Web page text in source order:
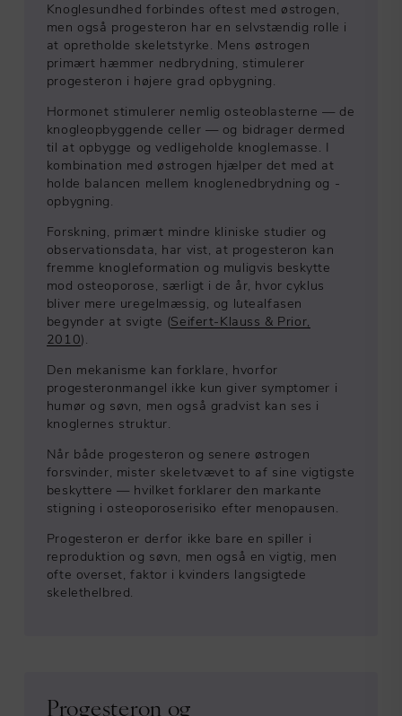
Knoglesundhed forbindes oftest med østrogen,
men også progesteron har en selvstændig rolle i
at opretholde skeletstyrke. Mens østrogen
primært hæmmer nedbrydning, stimulerer
progesteron i højere grad opbygning.
Hormonet stimulerer nemlig osteoblasterne — de
knogleopbyggende celler — og bidrager dermed
til at opbygge og vedligeholde knoglemasse. I
kombination med østrogen hjælper det med at
holde balancen mellem knoglenedbrydning og -
opbygning.
Forskning, primært mindre kliniske studier og
observationsdata, har vist, at progesteron kan
fremme knogleformation og muligvis beskytte
mod osteoporose, særligt i de år, hvor cyklus
bliver mere uregelmæssig, og lutealfasen
begynder at svigte (Seifert-Klauss & Prior,
2010).
Den mekanisme kan forklare, hvorfor
progesteronmangel ikke kun giver symptomer i
humør og søvn, men også gradvist kan ses i
knoglernes struktur.
Når både progesteron og senere østrogen
forsvinder, mister skeletvævet to af sine vigtigste
beskyttere — hvilket forklarer den markante
stigning i osteoporoserisiko efter menopausen.
Progesteron er derfor ikke bare en spiller i
reproduktion og søvn, men også en vigtig, men
ofte overset, faktor i kvinders langsigtede
skelethelbred.
Progesteron og